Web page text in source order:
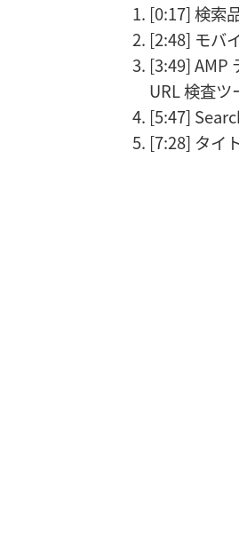
[0:17] 検索
[2:48] モバ
[3:49] AMP
URL 検査ツ
[5:47]
[7:28] タイ